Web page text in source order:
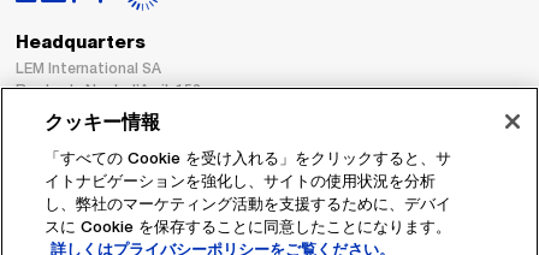
Headquarters
LEM International SA
Route du Nant-d’Avril, 152
1217 Meyrin
Switzerland
Tel. :
+41 22 706 11 11
Fax : +41 22 794 94 78
クッキー情報
「すべての Cookie を受け入れる」をクリックすると、サ
イトナビゲーションを強化し、サイトの使用状況を分析
し、弊社のマーケティング活動を支援するために、デバイ
スに Cookie を保存することに同意したことになります。
詳しくはプライバシーポリシーをご覧ください。